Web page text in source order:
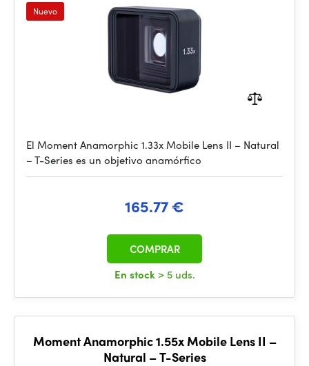
Nuevo
El Moment Anamorphic 1.33x Mobile Lens II – Natural
– T-Series es un objetivo anamórfico
165.77 €
En stock > 5 uds.
COMPRAR
Moment Anamorphic 1.55x Mobile Lens II –
Natural – T-Series